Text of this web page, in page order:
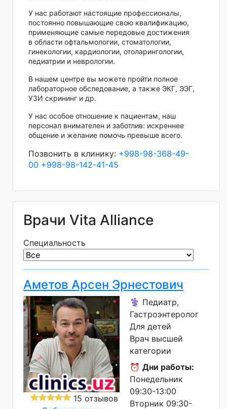
У нас работают настоящие профессионалы,
постоянно повышающие свою квалификацию,
применяющие самые передовые достижения
в области офтальмологии, стоматологии,
гинекологии, кардиологии, отоларингологии,
педиатрии и неврологии.
В нашем центре вы можете пройти полное
лабораторное обследование, а также ЭКГ, ЭЭГ,
УЗИ скрининг и др.
У нас особое отношение к пациентам, наш
персонал внимателен и заботлив: искреннее
общение и желание помочь превыше всего.
Позвонить в клинику: +998-98-368-49-
00 +998-98-142-41-45
Врачи Vita Alliance
Специальность
Аметов Арсен Эрнестович
15 отзывов
⚕️ Педиатр,
Гастроэнтеролог
Для детей
Врач высшей
категории
⏰ Дни работы:
Понедельник
09:30-13:00
Вторник 09:30-